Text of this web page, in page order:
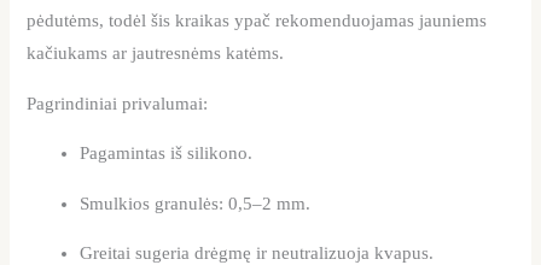
pėdutėms, todėl šis kraikas ypač rekomenduojamas jauniems
kačiukams ar jautresnėms katėms.
Pagrindiniai privalumai:
Pagamintas iš silikono.
Smulkios granulės: 0,5–2 mm.
Greitai sugeria drėgmę ir neutralizuoja kvapus.